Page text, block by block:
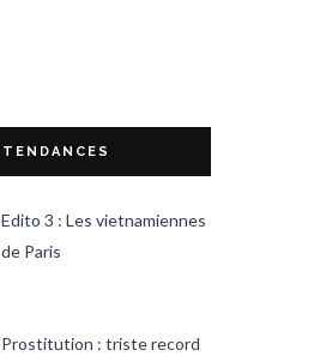
TENDANCES
Edito 3 : Les vietnamiennes
de Paris
Prostitution : triste record